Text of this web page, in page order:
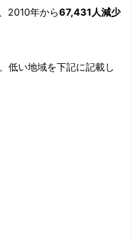
2010年から67,431人減少
低い地域を下記に記載し